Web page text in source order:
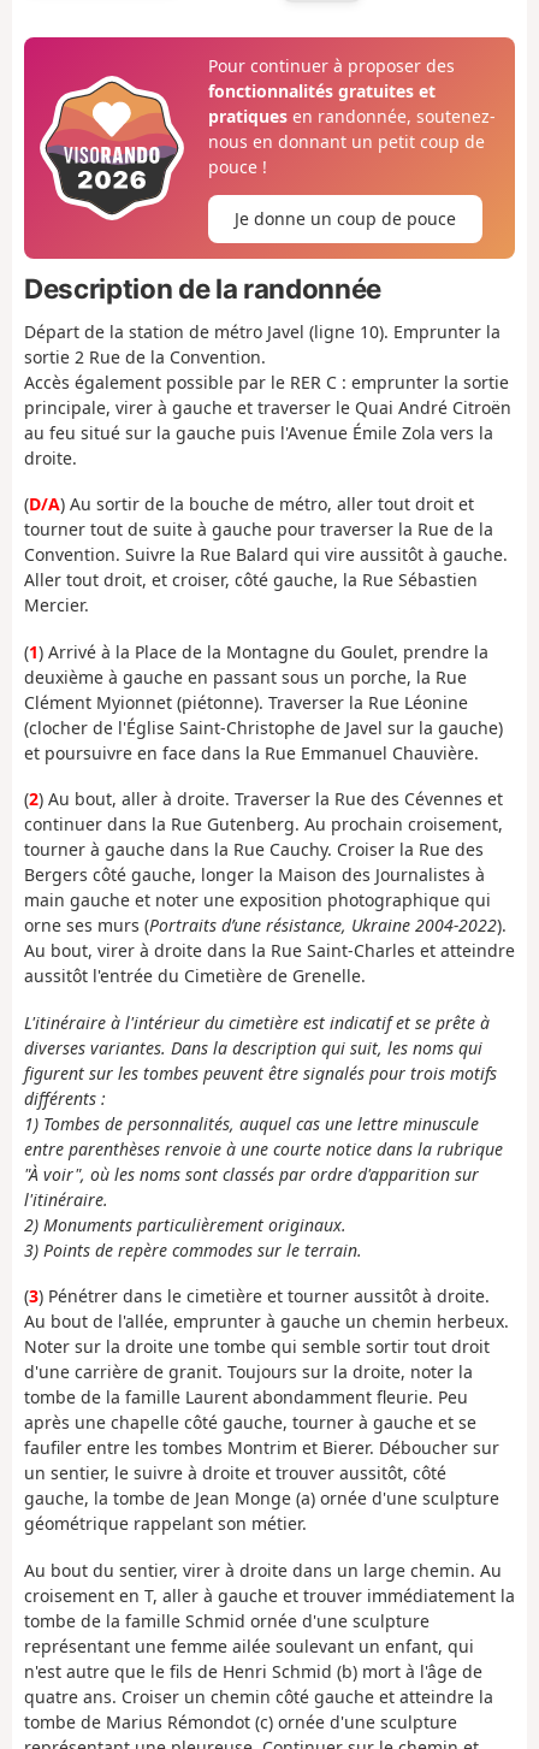
Pour continuer à proposer des
fonctionnalités gratuites et
pratiquesen randonnée, soutenez-
nous en donnant un petit coup de
pouce !
Je donne un coup de pouce
Description de la randonnée
Départ de la station de métro Javel (ligne 10). Emprunter la
sortie 2 Rue de la Convention.
Accès également possible par le RER C : emprunter la sortie
principale, virer à gauche et traverser le Quai André Citroën
au feu situé sur la gauche puis l'Avenue Émile Zola vers la
droite.
(D/A) Au sortir de la bouche de métro, aller tout droit et
tourner tout de suite à gauche pour traverser la Rue de la
Convention. Suivre la Rue Balard qui vire aussitôt à gauche.
Aller tout droit, et croiser, côté gauche, la Rue Sébastien
Mercier.
(1) Arrivé à la Place de la Montagne du Goulet, prendre la
deuxième à gauche en passant sous un porche, la Rue
Clément Myionnet (piétonne). Traverser la Rue Léonine
(clocher de l'Église Saint-Christophe de Javel sur la gauche)
et poursuivre en face dans la Rue Emmanuel Chauvière.
(2) Au bout, aller à droite. Traverser la Rue des Cévennes et
continuer dans la Rue Gutenberg. Au prochain croisement,
tourner à gauche dans la Rue Cauchy. Croiser la Rue des
Bergers côté gauche, longer la Maison des Journalistes à
main gauche et noter une exposition photographique qui
orne ses murs (Portraits d’une résistance, Ukraine 2004-2022).
Au bout, virer à droite dans la Rue Saint-Charles et atteindre
aussitôt l'entrée du Cimetière de Grenelle.
L'itinéraire à l'intérieur du cimetière est indicatif et se prête à
diverses variantes. Dans la description qui suit, les noms qui
figurent sur les tombes peuvent être signalés pour trois motifs
différents :
1) Tombes de personnalités, auquel cas une lettre minuscule
entre parenthèses renvoie à une courte notice dans la rubrique
"À voir", où les noms sont classés par ordre d'apparition sur
l'itinéraire.
2) Monuments particulièrement originaux.
3) Points de repère commodes sur le terrain.
(3) Pénétrer dans le cimetière et tourner aussitôt à droite.
Au bout de l'allée, emprunter à gauche un chemin herbeux.
Noter sur la droite une tombe qui semble sortir tout droit
d'une carrière de granit. Toujours sur la droite, noter la
tombe de la famille Laurent abondamment fleurie. Peu
après une chapelle côté gauche, tourner à gauche et se
faufiler entre les tombes Montrim et Bierer. Déboucher sur
un sentier, le suivre à droite et trouver aussitôt, côté
gauche, la tombe de Jean Monge (a) ornée d'une sculpture
géométrique rappelant son métier.
Au bout du sentier, virer à droite dans un large chemin. Au
croisement en T, aller à gauche et trouver immédiatement la
tombe de la famille Schmid ornée d'une sculpture
représentant une femme ailée soulevant un enfant, qui
n'est autre que le fils de Henri Schmid (b) mort à l'âge de
quatre ans. Croiser un chemin côté gauche et atteindre la
tombe de Marius Rémondot (c) ornée d'une sculpture